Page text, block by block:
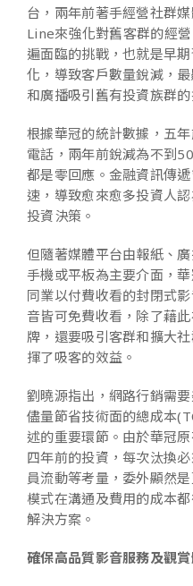
台，兩年前著手經營社群
Line來強化對舊客群的經
遍面臨的挑戰，也就是早
化，導致客戶數量銳減，
和廣播吸引舊有投資族群
根據華冠的統計數據，五
電話，兩年前銳減為不到
都是零回應。金融資訊傳
速，導致愈來愈多投資人
投資決策。
但隨著媒體平台由報紙、
手機或平板為主要介面，
同業以付費收看的封閉式
音皆可免費收看，除了藉
牌，還要吸引客群和擴大
揮了吸客的效益。
劉曉源指出，網路行銷需
儘量節省技術面的總成本
述的重要環節。由於華冠
四年前的投資，每次汰換
員流動等考量，委外顯然
模式在溝通及費用的成本
解決方案。
確保高品質影音服務及觀